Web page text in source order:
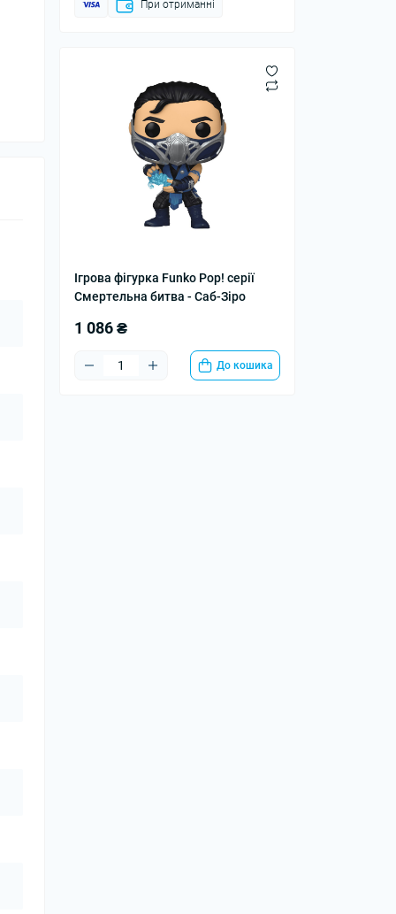
При отриманні
Ігрова фігурка Funko Pop! серії
Смертельна битва - Саб-Зіро
1 086 ₴
До кошика